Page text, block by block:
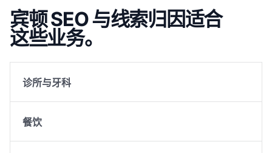
宾顿 SEO 与线索归因适合
这些业务。
诊所与牙科
餐饮